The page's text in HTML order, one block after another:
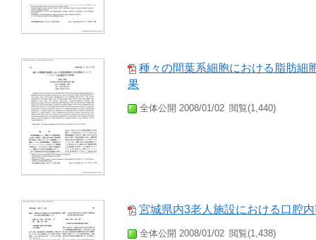
種々の間葉系細胞における脂肪細
果
全体公開 2008/01/02 閲覧(1,440)
宮城県内3老人施設における口腔
全体公開 2008/01/02 閲覧(1,438)